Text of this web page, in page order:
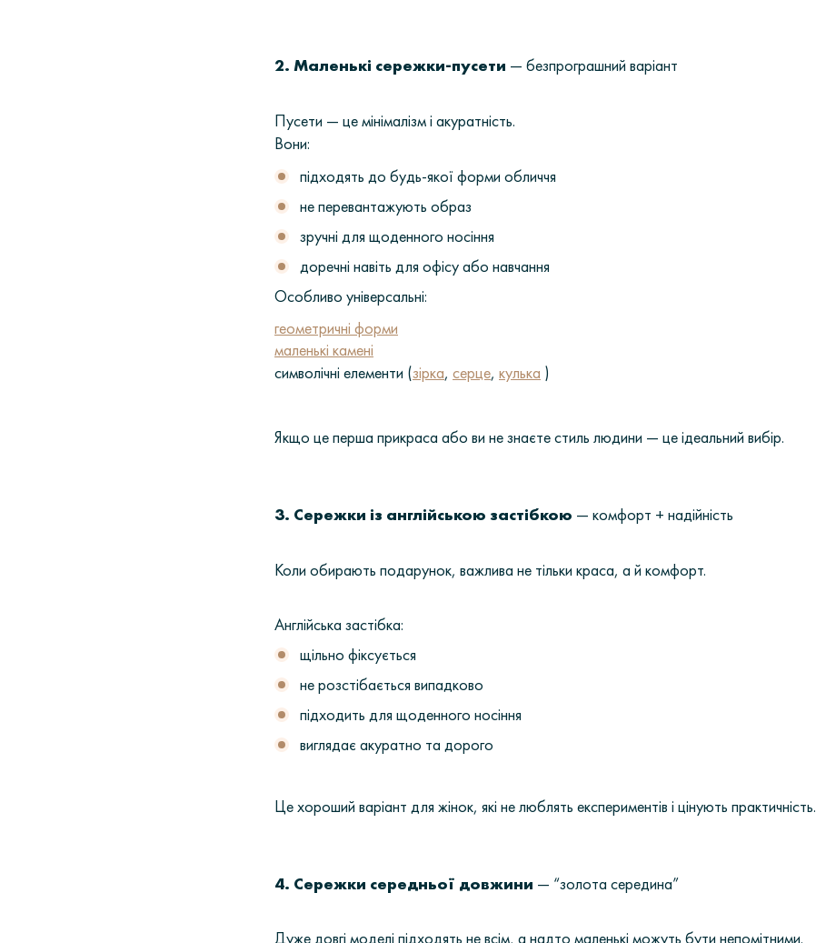
2. Маленькі сережки-пусети — безпрограшний варіант
Пусети — це мінімалізм і акуратність.
Вони:
підходять до будь-якої форми обличчя
не перевантажують образ
зручні для щоденного носіння
доречні навіть для офісу або навчання
Особливо універсальні:
геометричні форми
маленькі камені
символічні елементи (зірка, серце, кулька )
Якщо це перша прикраса або ви не знаєте стиль людини — це ідеальний вибір.
3. Сережки із англійською застібкою — комфорт + надійність
Коли обирають подарунок, важлива не тільки краса, а й комфорт.
Англійська застібка:
щільно фіксується
не розстібається випадково
підходить для щоденного носіння
виглядає акуратно та дорого
Це хороший варіант для жінок, які не люблять експериментів і цінують практичність.
4. Сережки середньої довжини — “золота середина”
Дуже довгі моделі підходять не всім, а надто маленькі можуть бути непомітними.